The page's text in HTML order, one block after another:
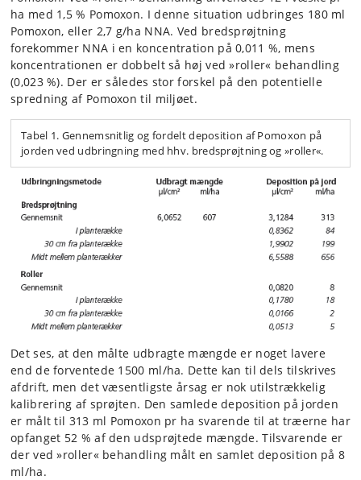
ha med 1,5 % Pomoxon. I denne situation udbringes 180 ml
Pomoxon, eller 2,7 g/ha NNA. Ved bredsprøjtning
forekommer NNA i en koncen­tration på 0,011 %, mens
koncentrationen er dobbelt så høj ved »roller« behandling
(0,023 %). Der er således stor forskel på den potentielle
spredning af Pomoxon til miljøet.
Tabel 1. Gennemsnitlig og fordelt deposition af Pomoxon på
jorden ved udbringning med hhv. bredsprøjtning og »roller«.
Det ses, at den målte udbragte mængde er noget lavere
end de forventede 1500 ml/ha. Dette kan til dels tilskrives
afdrift, men det væsentligste årsag er nok utilstrækkelig
kalibrering af sprøjten. Den samlede deposition på jorden
er målt til 313 ml Pomoxon pr ha svarende til at træerne har
opfanget 52 % af den udsprøjtede mængde. Tilsvarende er
der ved »roller« behandling målt en samlet deposition på 8
ml/ha.